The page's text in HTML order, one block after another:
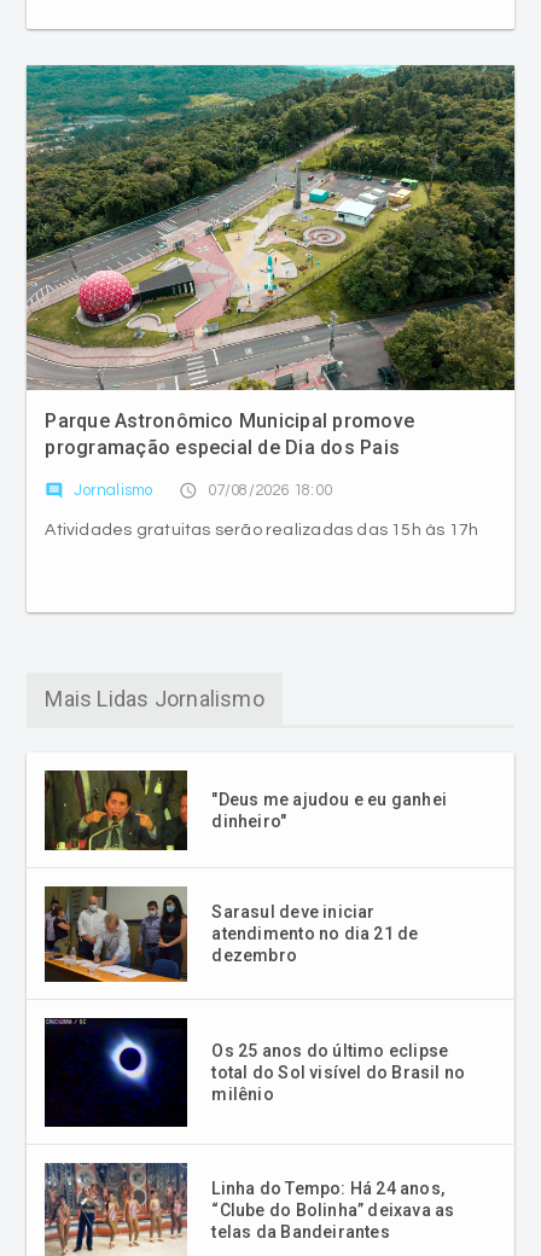
Parque Astronômico Municipal promove
programação especial de Dia dos Pais
comment Jornalismo access_time 07/08/2026 18:00
Atividades gratuitas serão realizadas das 15h às 17h
Mais Lidas Jornalismo
"Deus me ajudou e eu ganhei
dinheiro"
Sarasul deve iniciar
atendimento no dia 21 de
dezembro
Os 25 anos do último eclipse
total do Sol visível do Brasil no
milênio
Linha do Tempo: Há 24 anos,
“Clube do Bolinha” deixava as
telas da Bandeirantes